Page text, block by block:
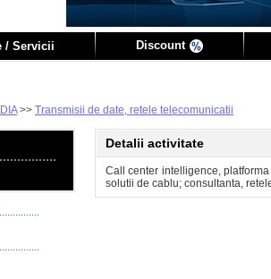
/ Servicii Discount
>> Transmisii de date, retele telecomunicatii
Detalii activitate
Call center intelligence,
solutii de cablu; consultanta,